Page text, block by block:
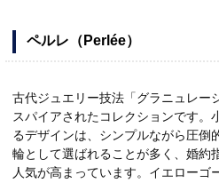
ペルレ（Perlée）
古代ジュエリー技法「グラニュレー
スパイアされたコレクションです。
るデザインは、シンプルながら圧倒
輪として選ばれることが多く、婚約
人気が高まっています。イエローゴ